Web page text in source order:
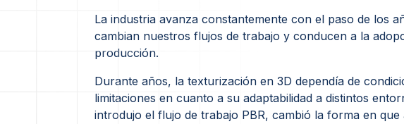
La industria avanza constantemente con el paso de los
cambian nuestros flujos de trabajo y conducen a la
producción.
Durante años, la texturización en 3D dependía de
limitaciones en cuanto a su adaptabilidad a distintos
introdujo el flujo de trabajo PBR, cambió la forma en